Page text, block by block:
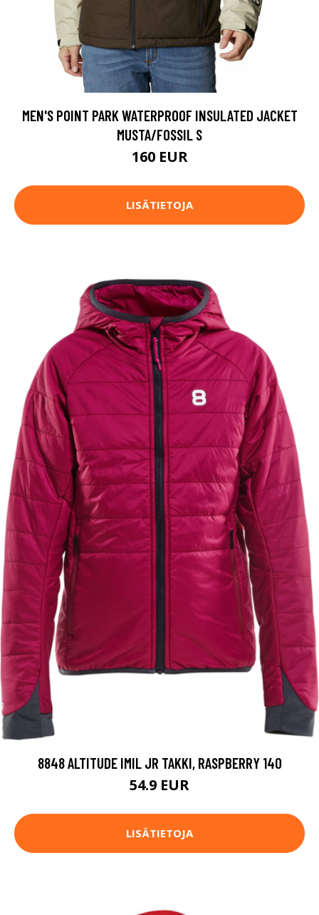
MEN'S POINT PARK WATERPROOF INSULATED JACKET
MUSTA/FOSSIL S
160 EUR
LISÄTIETOJA
8848 ALTITUDE IMIL JR TAKKI, RASPBERRY 140
54.9 EUR
LISÄTIETOJA